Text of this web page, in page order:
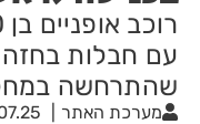
עם חבלות
שהתרחשה
מערכת האתר | 19:39